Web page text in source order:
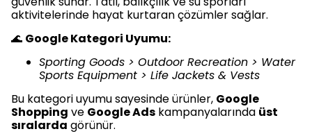
aktivitelerinde hayat kurtaran çözümler sağlar.
🌊 Google Kategori Uyumu:
Sporting Goods > Outdoor Recreation > Water
Sports Equipment > Life Jackets & Vests
Bu kategori uyumu sayesinde ürünler, Google
Shopping ve Google Ads kampanyalarında üst
sıralarda görünür.